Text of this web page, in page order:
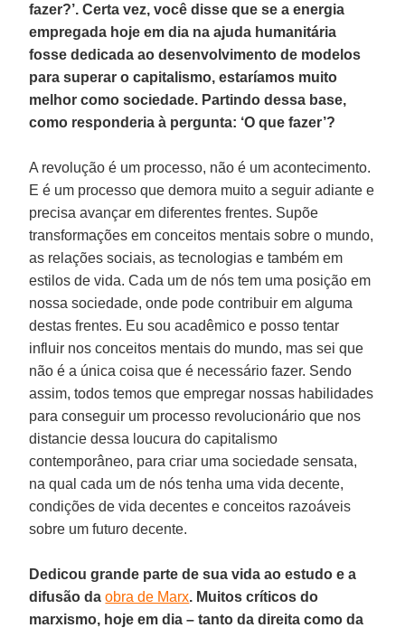
fazer?’. Certa vez, você disse que se a energia
empregada hoje em dia na ajuda humanitária
fosse dedicada ao desenvolvimento de modelos
para superar o capitalismo, estaríamos muito
melhor como sociedade. Partindo dessa base,
como responderia à pergunta: ‘O que fazer’?
A revolução é um processo, não é um acontecimento.
E é um processo que demora muito a seguir adiante e
precisa avançar em diferentes frentes. Supõe
transformações em conceitos mentais sobre o mundo,
as relações sociais, as tecnologias e também em
estilos de vida. Cada um de nós tem uma posição em
nossa sociedade, onde pode contribuir em alguma
destas frentes. Eu sou acadêmico e posso tentar
influir nos conceitos mentais do mundo, mas sei que
não é a única coisa que é necessário fazer. Sendo
assim, todos temos que empregar nossas habilidades
para conseguir um processo revolucionário que nos
distancie dessa loucura do capitalismo
contemporâneo, para criar uma sociedade sensata,
na qual cada um de nós tenha uma vida decente,
condições de vida decentes e conceitos razoáveis
sobre um futuro decente.
Dedicou grande parte de sua vida ao estudo e a
difusão daobra de Marx. Muitos críticos do
marxismo, hoje em dia – tanto da direita como da